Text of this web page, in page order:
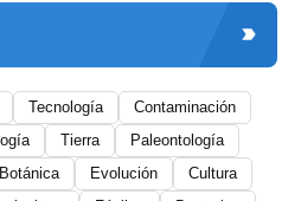
Tecnología
Contaminación
Tierra
Paleontología
Botánica Evolución
Cultura